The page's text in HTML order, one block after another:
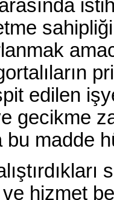
edilen
gecikme
bu madde
hizmet